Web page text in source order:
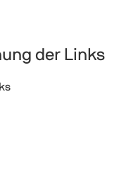
der Links